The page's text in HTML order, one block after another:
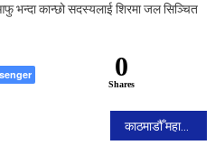
कान्छो सदस्यलाई शिरमा जल सिञ्चित
0
Shares
काठमाडौँ महानगरका सार्वजनिक पर्खालहरुमा भित्ते चित्र